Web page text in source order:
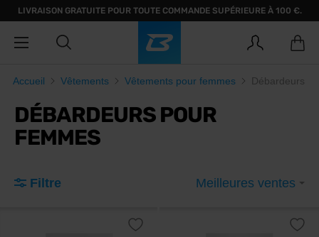
LIVRAISON GRATUITE POUR TOUTE COMMANDE SUPÉRIEURE À 100 €.
Accueil Vêtements Vêtements pour femmes Débardeurs
DÉBARDEURS POUR
FEMMES
Filtre Meilleures ventes